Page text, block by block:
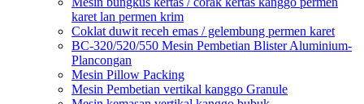
karet lan permen krim
Coklat duwit receh emas / gelembung permen karet
BC-320/520/550 Mesin Pembetian Blister Aluminium-
Plancongan
Mesin Pillow Packing
Mesin Pembetian vertikal kanggo Granule